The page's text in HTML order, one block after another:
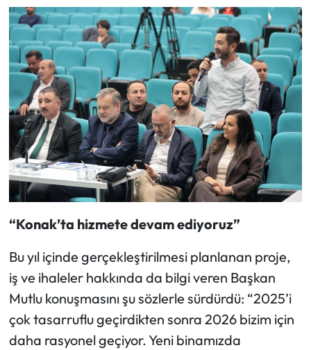
“Konak’ta hizmete devam ediyoruz”
Bu yıl içinde gerçekleştirilmesi planlanan proje,
iş ve ihaleler hakkında da bilgi veren Başkan
Mutlu konuşmasını şu sözlerle sürdürdü: “2025’i
çok tasarruflu geçirdikten sonra 2026 bizim için
daha rasyonel geçiyor. Yeni binamızda